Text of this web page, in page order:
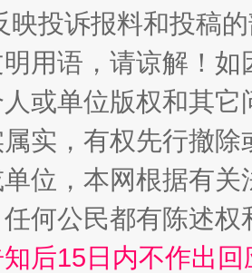
映投诉报料和投稿
用语，请谅解！
或单位版权和其它
实，有权先行撤
位，本网根据有
任何公民都有陈述
后15日内不作出